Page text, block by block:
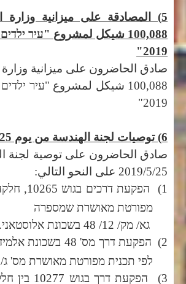
5) المصادقة على ميزانية وزارة
100,088 شيكل لمشروع
"עיר
2019"
صادق الحاضرون على ميزانية
100,088 شيكل لمشروع
"עיר
2019"
6) توصيات لجنة الهندسة من يوم 2019/5/25
صادق الحاضرون على توصية لجنة
2019/5/25 على النحو التالي:
1)
מפורטת מאושרת שמספרה
גא/ מק/ 12/ 48 בשכונת אלוסטאני.
2)
לפי תכנית מפורטת מאושרת מס' ג/ 11383.
3)